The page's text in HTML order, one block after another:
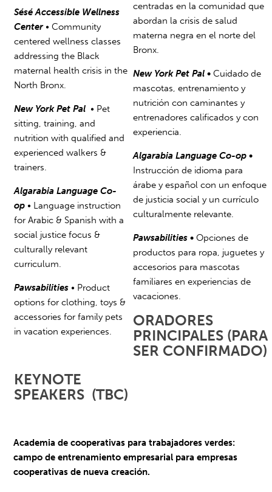
Sésé Accessible Wellness
Center• Community
centered wellness classes
addressing the Black
maternal health crisis in the
North Bronx.
New York Pet Pal • Pet
sitting, training, and
nutrition with qualified and
experienced walkers &
trainers.
Algarabia Language Co-
op • Language instruction
for Arabic & Spanish with a
social justice focus &
culturally relevant
curriculum.
Pawsabilities • Product
options for clothing, toys &
accessories for family pets
in vacation experiences.
KEYNOTE
SPEAKERS (TBC)
centradas en la comunidad que
abordan la crisis de salud
materna negra en el norte del
Bronx.
New York Pet Pal • Cuidado de
mascotas, entrenamiento y
nutrición con caminantes y
entrenadores calificados y con
experiencia.
Algarabia Language Co-op •
Instrucción de idioma para
árabe y español con un enfoque
de justicia social y un currículo
culturalmente relevante.
Pawsabilities • Opciones de
productos para ropa, juguetes y
accesorios para mascotas
familiares en experiencias de
vacaciones.
ORADORES
PRINCIPALES (PARA
SER CONFIRMADO)
Academia de cooperativas para trabajadores verdes:
campo de entrenamiento empresarial para empresas
cooperativas de nueva creación.